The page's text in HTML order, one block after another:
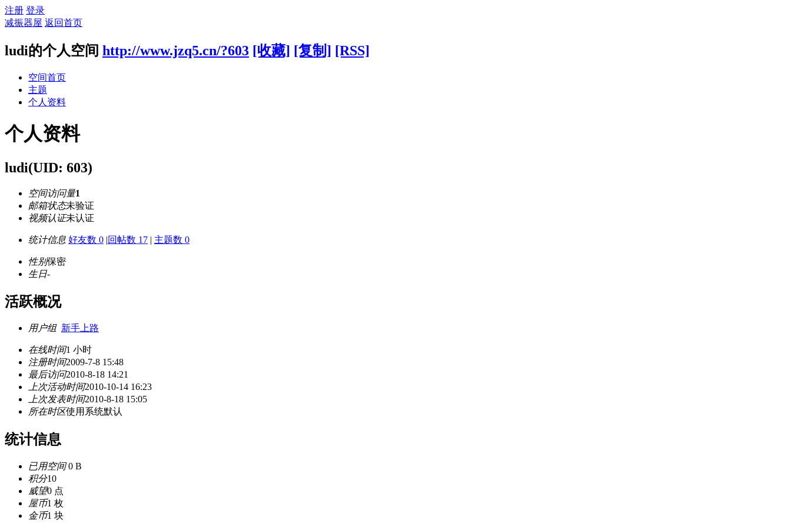
注册 登录
减振器屋 返回首页
ludi的个人空间 http://www.jzq5.cn/?603 [收藏] [复制] [RSS]
空间首页
主题
个人资料
个人资料
ludi(UID: 603)
空间访问量1
邮箱状态未验证
视频认证未认证
统计信息 好友数 0 |回帖数 17 | 主题数 0
性别保密
生日-
活跃概况
用户组 新手上路
在线时间1 小时
注册时间2009-7-8 15:48
最后访问2010-8-18 14:21
上次活动时间2010-10-14 16:23
上次发表时间2010-8-18 15:05
所在时区使用系统默认
统计信息
已用空间0 B
积分10
威望0 点
屋币1 枚
金币1 块